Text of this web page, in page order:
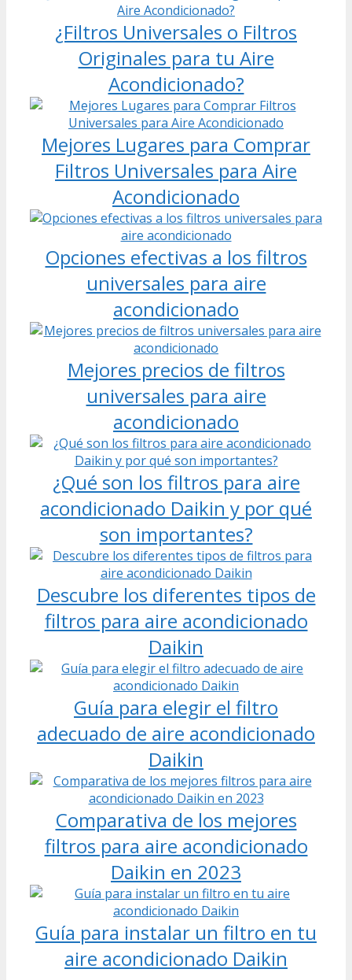
¿Filtros Universales o Filtros
Originales para tu Aire
Acondicionado?
Mejores Lugares para Comprar
Filtros Universales para Aire
Acondicionado
Opciones efectivas a los filtros
universales para aire
acondicionado
Mejores precios de filtros
universales para aire
acondicionado
¿Qué son los filtros para aire
acondicionado Daikin y por qué
son importantes?
Descubre los diferentes tipos de
filtros para aire acondicionado
Daikin
Guía para elegir el filtro
adecuado de aire acondicionado
Daikin
Comparativa de los mejores
filtros para aire acondicionado
Daikin en 2023
Guía para instalar un filtro en tu
aire acondicionado Daikin